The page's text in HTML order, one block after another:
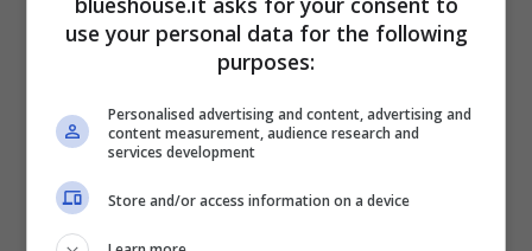
musica, ovvero “Lennon & John” nel 2003, e
appariva anche sua mamma, Catherine
Spaak.
use your personal data for the following
purposes:
Personalised advertising and content, advertising and
content measurement, audience research and
services development
Store and/or access information on a device